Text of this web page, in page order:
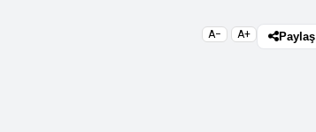
A− A+ Paylaş